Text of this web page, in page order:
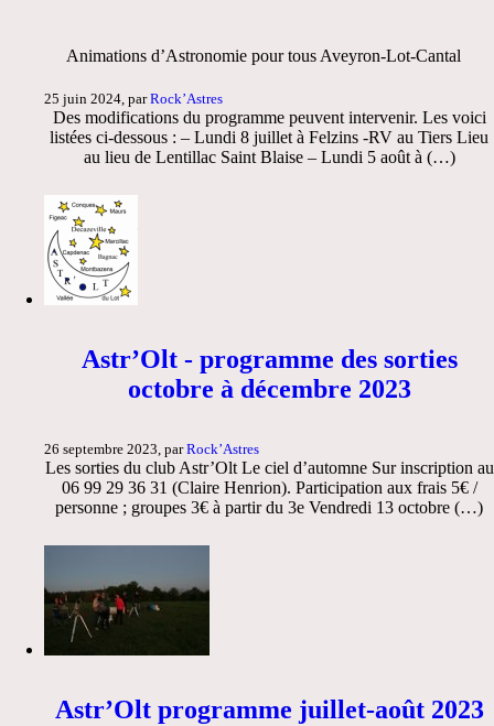
Animations d’Astronomie pour tous Aveyron-Lot-Cantal
25 juin 2024, parRock’Astres
Des modifications du programme peuvent intervenir. Les voici
listées ci-dessous : – Lundi 8 juillet à Felzins -RV au Tiers Lieu
au lieu de Lentillac Saint Blaise – Lundi 5 août à (…)
Astr’Olt - programme des sorties
octobre à décembre 2023
26 septembre 2023, parRock’Astres
Les sorties du club Astr’Olt Le ciel d’automne Sur inscription au
06 99 29 36 31 (Claire Henrion). Participation aux frais 5€ /
personne ; groupes 3€ à partir du 3e Vendredi 13 octobre (…)
Astr’Olt programme juillet-août 2023